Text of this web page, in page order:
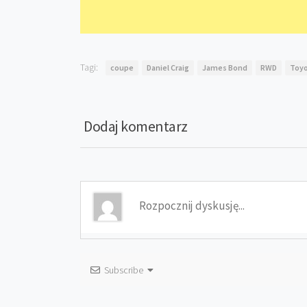
Tagi: coupe Daniel Craig James Bond RWD
Dodaj komentarz
Subscribe